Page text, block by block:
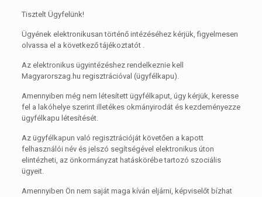
Tisztelt Ügyfelünk!
Ügyének elektronikusan történő intézéséhez kérjük, figyelmesen
olvassa el a következő tájékoztatót .
Az elektronikus ügyintézéshez rendelkeznie kell
Magyarorszag.hu regisztrációval (ügyfélkapu).
Amennyiben még nem létesített ügyfélkaput, úgy kérjük, keresse
fel a lakóhelye szerint illetékes okmányirodát és kezdeményezze
ügyfélkapu létesítését.
Az ügyfélkapun való regisztrációját követően a kapott
felhasználói név és jelszó segítségével elektronikus úton
elintézheti, az önkormányzat hatáskörébe tartozó szociális
ügyeit.
Amennyiben Ön nem saját maga kíván eljárni, képviselőt bízhat